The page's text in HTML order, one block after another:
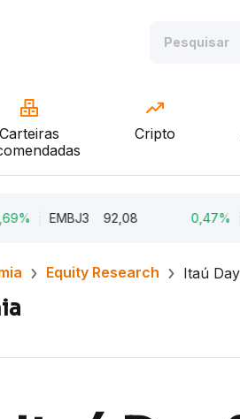
Carteiras
Cripto
EMBJ3 92,08
Equity Research Itaú